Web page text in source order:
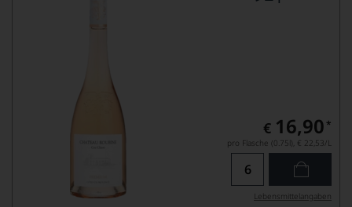
€ 16,90 *
pro Flasche (0.75l), € 22,53/L
Lebensmittel­angaben